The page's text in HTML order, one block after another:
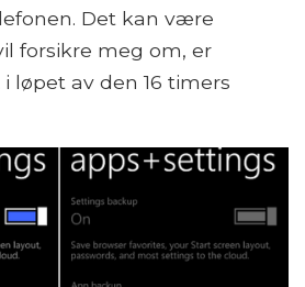
Det kan være
forsikre meg om, er
løpet av den 16 timers